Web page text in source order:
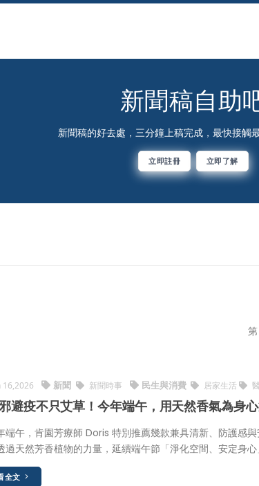
新聞稿自助
新聞稿的好去處，三分鐘上稿完成，最快接觸
立即註冊 立即了解
16,2026 新聞 新聞時事 民生與消費 居家生活
避疫不只艾草！今年端午，用天然香氣為身
端午，肯園芳療師 Doris 特別推薦幾款兼具清新、防護感
過天然芳香植物的力量，延續端午節「淨化空間、安定身心
全文